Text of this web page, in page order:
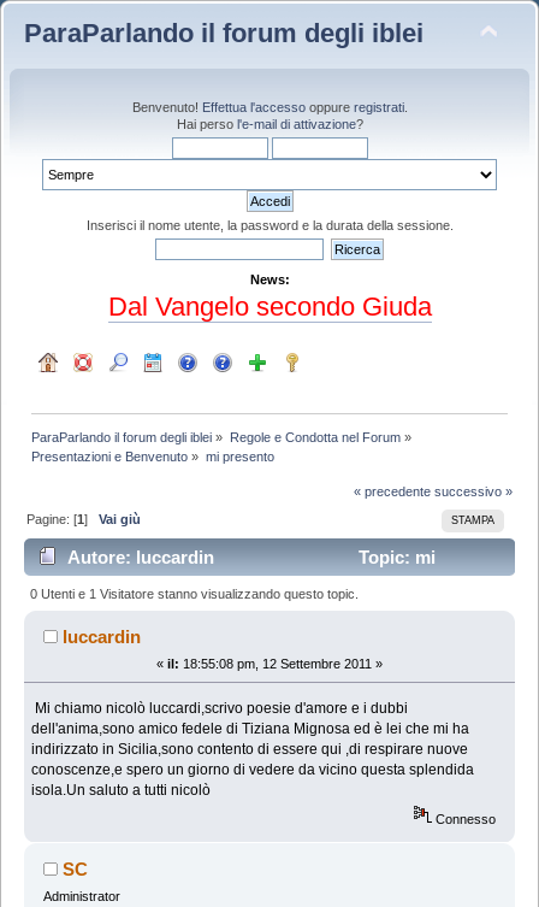
ParaParlando il forum degli iblei
Benvenuto! Effettua l'accessooppure registrati.
Hai perso l'e-mail di attivazione?
Inserisci il nome utente, la password e la durata della sessione.
News:
Dal Vangelo secondo Giuda
ParaParlando il forum degli iblei » Regole e Condotta nel Forum»
Presentazioni e Benvenuto » mi presento
« precedente successivo »
STAMPA
Pagine: [1]Vai giù
Autore: luccardin
Topic: mi
presento (Letto 25109 volte)
0 Utenti e 1 Visitatore stanno visualizzando questo topic.
luccardin
« il: 18:55:08 pm, 12 Settembre 2011 »
Mi chiamo nicolò luccardi,scrivo poesie d'amore e i dubbi
dell'anima,sono amico fedele di Tiziana Mignosa ed è lei che mi ha
indirizzato in Sicilia,sono contento di essere qui ,di respirare nuove
conoscenze,e spero un giorno di vedere da vicino questa splendida
isola.Un saluto a tutti nicolò
Connesso
SC
Administrator